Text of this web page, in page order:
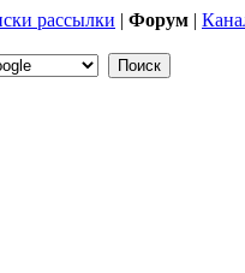
рассылки | Форум |